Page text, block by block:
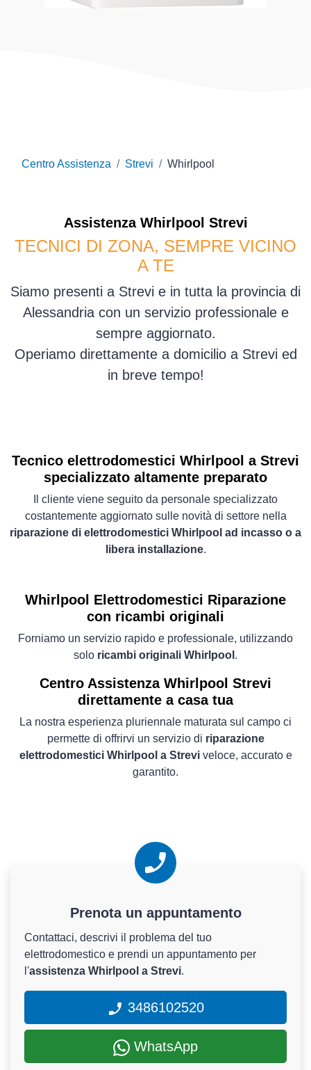
Centro Assistenza Strevi Whirlpool
Assistenza Whirlpool Strevi
TECNICI DI ZONA, SEMPRE VICINO
A TE
Siamo presenti a Strevi e in tutta la provincia di
Alessandria con un servizio professionale e
sempre aggiornato.
Operiamo direttamente a domicilio a Strevi ed
in breve tempo!
Tecnico elettrodomestici Whirlpool a Strevi
specializzato altamente preparato
Il cliente viene seguito da personale specializzato
costantemente aggiornato sulle novità di settore nella
riparazione di elettrodomestici Whirlpool ad incasso o a
libera installazione.
Whirlpool Elettrodomestici Riparazione
con ricambi originali
Forniamo un servizio rapido e professionale, utilizzando
solo ricambi originali Whirlpool .
Centro Assistenza Whirlpool Strevi
direttamente a casa tua
La nostra esperienza pluriennale maturata sul campo ci
permette di offrirvi un servizio di riparazione
elettrodomestici Whirlpool a Streviveloce, accurato e
garantito.
Prenota un appuntamento
Contattaci, descrivi il problema del tuo
elettrodomestico e prendi un appuntamento per
l'assistenza Whirlpool a Strevi.
3486102520
WhatsApp